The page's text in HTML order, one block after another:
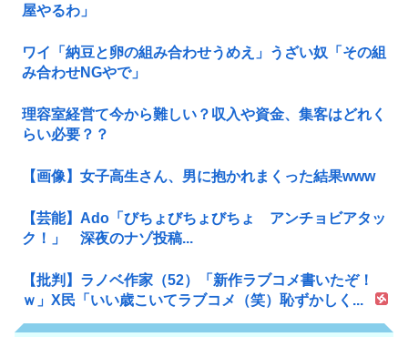
屋やるわ」
ワイ「納豆と卵の組み合わせうめえ」うざい奴「その組
み合わせNGやで」
理容室経営て今から難しい？収入や資金、集客はどれく
らい必要？？
【画像】女子高生さん、男に抱かれまくった結果www
【芸能】Ado「びちょびちょびちょ アンチョビアタッ
ク！」 深夜のナゾ投稿...
【批判】ラノベ作家（52）「新作ラブコメ書いたぞ！
ｗ」X民「いい歳こいてラブコメ（笑）恥ずかしく...